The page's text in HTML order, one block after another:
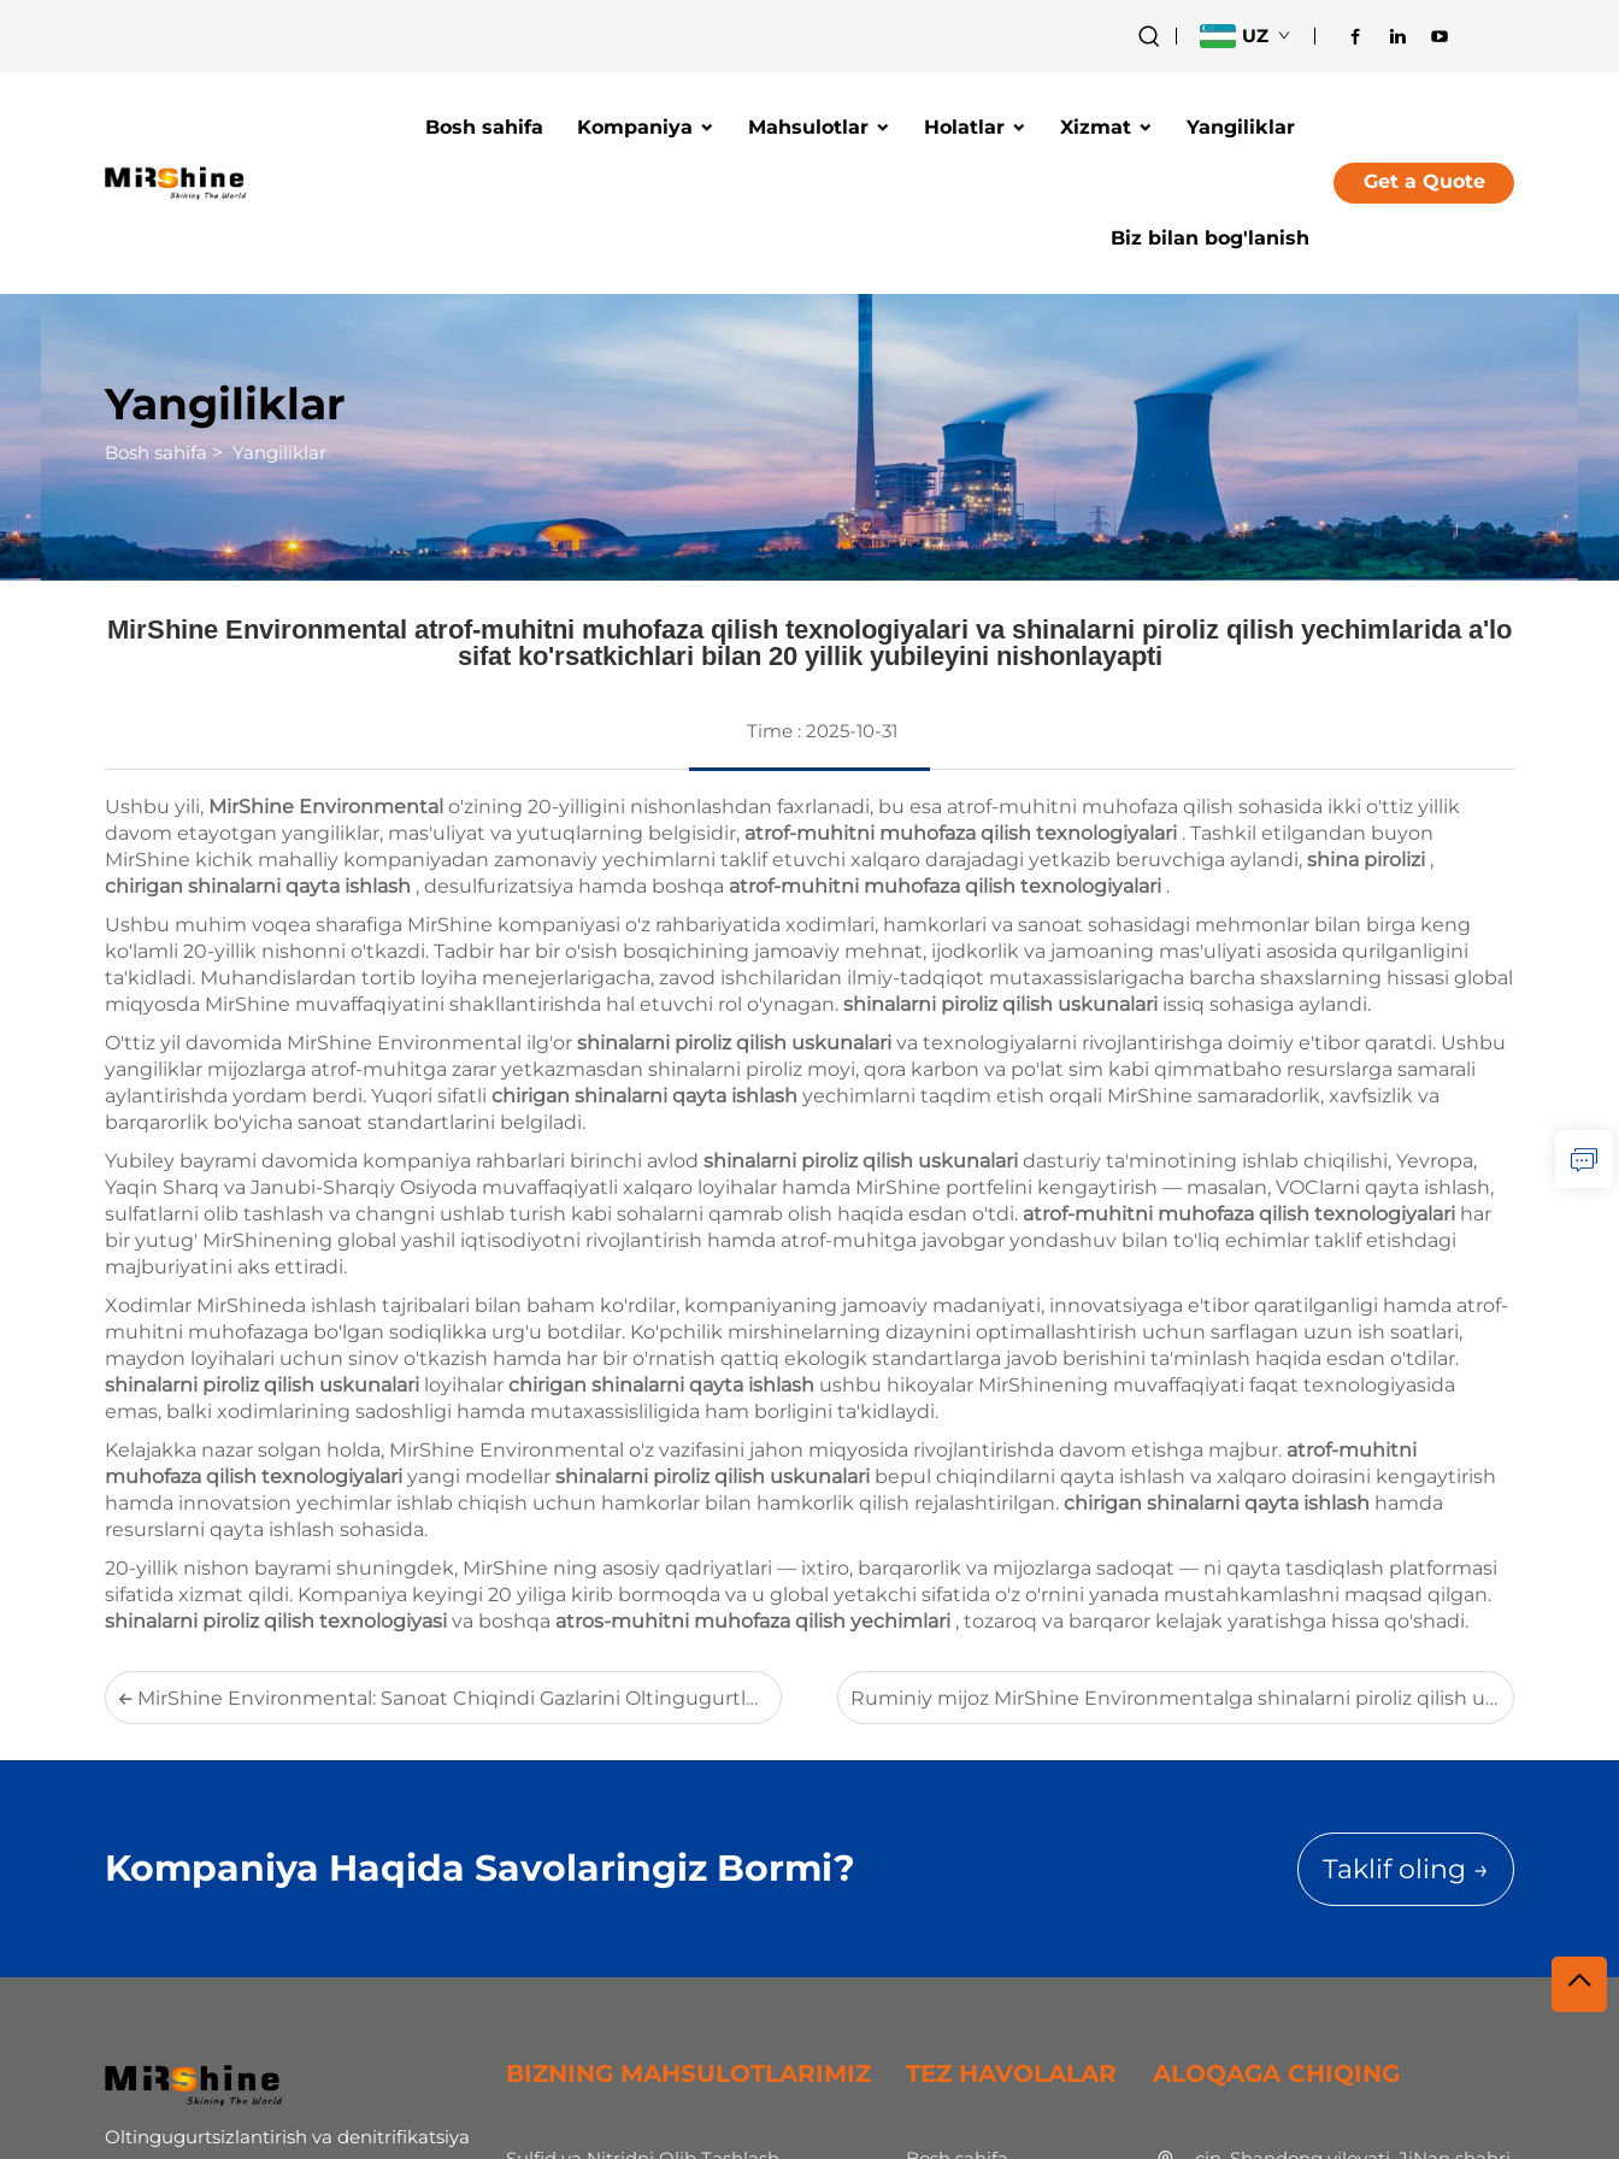
UZ
Bosh sahifa Kompaniya Mahsulotlar Holatlar Xizmat Yangiliklar
Biz bilan bog'lanish
Get a Quote
Yangiliklar
Bosh sahifa >Yangiliklar
MirShine Environmental atrof-muhitni muhofaza qilish texnologiyalari va shinalarni piroliz qilish yechimlarida a'lo
sifat ko'rsatkichlari bilan 20 yillik yubileyini nishonlayapti
Time : 2025-10-31
Ushbu yili, MirShine Environmental o'zining 20-yilligini nishonlashdan faxrlanadi, bu esa atrof-muhitni muhofaza qilish sohasida ikki o'ttiz yillik
davom etayotgan yangiliklar, mas'uliyat va yutuqlarning belgisidir, atrof-muhitni muhofaza qilish texnologiyalari . Tashkil etilgandan buyon
MirShine kichik mahalliy kompaniyadan zamonaviy yechimlarni taklif etuvchi xalqaro darajadagi yetkazib beruvchiga aylandi, shina pirolizi ,
chirigan shinalarni qayta ishlash , desulfurizatsiya hamda boshqa atrof-muhitni muhofaza qilish texnologiyalari .
Ushbu muhim voqea sharafiga MirShine kompaniyasi o'z rahbariyatida xodimlari, hamkorlari va sanoat sohasidagi mehmonlar bilan birga keng
ko'lamli 20-yillik nishonni o'tkazdi. Tadbir har bir o'sish bosqichining jamoaviy mehnat, ijodkorlik va jamoaning mas'uliyati asosida qurilganligini
ta'kidladi. Muhandislardan tortib loyiha menejerlarigacha, zavod ishchilaridan ilmiy-tadqiqot mutaxassislarigacha barcha shaxslarning hissasi global
miqyosda MirShine muvaffaqiyatini shakllantirishda hal etuvchi rol o'ynagan. shinalarni piroliz qilish uskunalari issiq sohasiga aylandi.
O'ttiz yil davomida MirShine Environmental ilg'or shinalarni piroliz qilish uskunalari va texnologiyalarni rivojlantirishga doimiy e'tibor qaratdi. Ushbu
yangiliklar mijozlarga atrof-muhitga zarar yetkazmasdan shinalarni piroliz moyi, qora karbon va po'lat sim kabi qimmatbaho resurslarga samarali
aylantirishda yordam berdi. Yuqori sifatli chirigan shinalarni qayta ishlash yechimlarni taqdim etish orqali MirShine samaradorlik, xavfsizlik va
barqarorlik bo'yicha sanoat standartlarini belgiladi.
Yubiley bayrami davomida kompaniya rahbarlari birinchi avlod shinalarni piroliz qilish uskunalari dasturiy ta'minotining ishlab chiqilishi, Yevropa,
Yaqin Sharq va Janubi-Sharqiy Osiyoda muvaffaqiyatli xalqaro loyihalar hamda MirShine portfelini kengaytirish — masalan, VOClarni qayta ishlash,
sulfatlarni olib tashlash va changni ushlab turish kabi sohalarni qamrab olish haqida esdan o'tdi. atrof-muhitni muhofaza qilish texnologiyalari har
bir yutug' MirShinening global yashil iqtisodiyotni rivojlantirish hamda atrof-muhitga javobgar yondashuv bilan to'liq echimlar taklif etishdagi
majburiyatini aks ettiradi.
Xodimlar MirShineda ishlash tajribalari bilan baham ko'rdilar, kompaniyaning jamoaviy madaniyati, innovatsiyaga e'tibor qaratilganligi hamda atrof-
muhitni muhofazaga bo'lgan sodiqlikka urg'u botdilar. Ko'pchilik mirshinelarning dizaynini optimallashtirish uchun sarflagan uzun ish soatlari,
maydon loyihalari uchun sinov o'tkazish hamda har bir o'rnatish qattiq ekologik standartlarga javob berishini ta'minlash haqida esdan o'tdilar.
shinalarni piroliz qilish uskunalari loyihalar chirigan shinalarni qayta ishlash ushbu hikoyalar MirShinening muvaffaqiyati faqat texnologiyasida
emas, balki xodimlarining sadoshligi hamda mutaxassisliligida ham borligini ta'kidlaydi.
Kelajakka nazar solgan holda, MirShine Environmental o'z vazifasini jahon miqyosida rivojlantirishda davom etishga majbur. atrof-muhitni
muhofaza qilish texnologiyalari yangi modellar shinalarni piroliz qilish uskunalari bepul chiqindilarni qayta ishlash va xalqaro doirasini kengaytirish
hamda innovatsion yechimlar ishlab chiqish uchun hamkorlar bilan hamkorlik qilish rejalashtirilgan. chirigan shinalarni qayta ishlash hamda
resurslarni qayta ishlash sohasida.
20-yillik nishon bayrami shuningdek, MirShine ning asosiy qadriyatlari — ixtiro, barqarorlik va mijozlarga sadoqat — ni qayta tasdiqlash platformasi
sifatida xizmat qildi. Kompaniya keyingi 20 yiliga kirib bormoqda va u global yetakchi sifatida o'z o'rnini yanada mustahkamlashni maqsad qilgan.
shinalarni piroliz qilish texnologiyasi va boshqa atros-muhitni muhofaza qilish yechimlari , tozaroq va barqaror kelajak yaratishga hissa qo'shadi.
MirShine Environmental: Sanoat Chiqindi Gazlarini Oltingugurtlanish va Azotlanganlikdan Tozalashning Yetakchi Kuchi Ruminiy mijoz MirShine Environmentalga shinalarni piroliz qilish uskunalarini tekshirish uchun tashrif buyurdi va strategik MOU imzoladi
Kompaniya Haqida Savolaringiz Bormi? Taklif oling →
Oltingugurtsizlantirish va denitrifikatsiya
BIZNING MAHSULOTLARIMIZ TEZ HAVOLALAR ALOQAGA CHIQING